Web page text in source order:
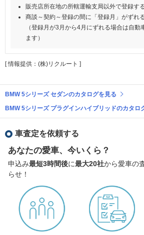
販売店所在地の所轄運輸支局以外で登録す
商談～契約～登録の間に「登録月」がずれ
（登録月が3月から4月にずれる場合は自動
ます）
[ 情報提供：(株)リクルート ]
BMW 5シリーズ セダンのカタログを見る
BMW 5シリーズ プラグインハイブリッドのカタロ
車査定を依頼する
あなたの愛車、今いくら？
申込み最短3時間後に最大20社から愛車の
らせ！